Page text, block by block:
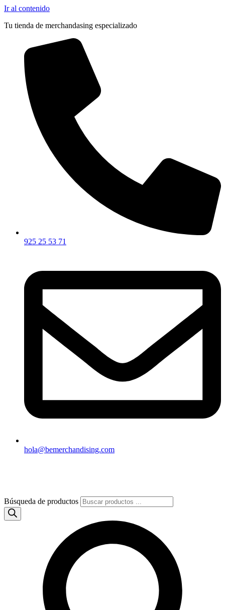
Ir al contenido
Tu tienda de merchandasing especializado
925 25 53 71
hola@bemerchandising.com
Búsqueda de productos